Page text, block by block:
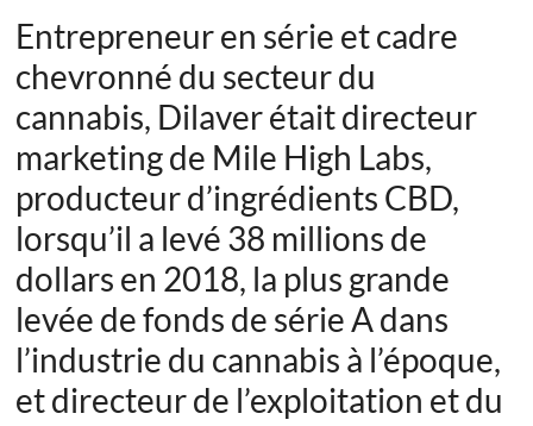
Entrepreneur en série et cadre
chevronné du secteur du
cannabis, Dilaver était directeur
marketing de Mile High Labs,
producteur d’ingrédients CBD,
lorsqu’il a levé 38 millions de
dollars en 2018, la plus grande
levée de fonds de série A dans
l’industrie du cannabis à l’époque,
et directeur de l’exploitation et du